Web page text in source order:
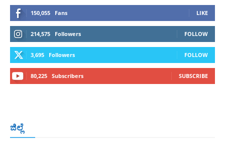
150,055 Fans LIKE
214,575 Followers FOLLOW
3,695 Followers FOLLOW
80,225 Subscribers SUBSCRIBE
ಜಿಲ್ಲೆ